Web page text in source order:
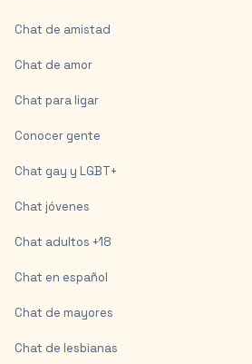
Chat de amistad
Chat de amor
Chat para ligar
Conocer gente
Chat gay y LGBT+
Chat jóvenes
Chat adultos +18
Chat en español
Chat de mayores
Chat de lesbianas